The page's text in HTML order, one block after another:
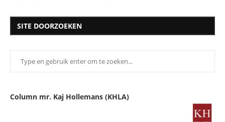
SITE DOORZOEKEN
Column mr. Kaj Hollemans (KHLA)